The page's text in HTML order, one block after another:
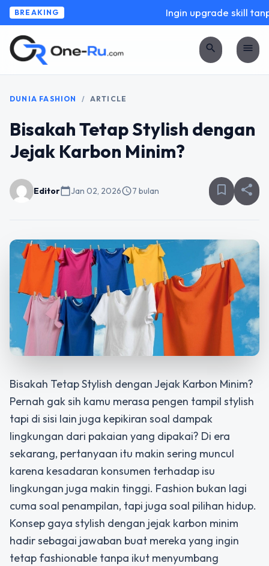
BREAKING Ingin upgrade skill
search menu
DUNIA FASHION / ARTICLE
Bisakah Tetap Stylish dengan
Jejak Karbon Minim?
Editorcalendar_today Jan 02, 2026schedule7 bulan bookmark_border share
Bisakah Tetap Stylish dengan Jejak Karbon Minim?
Pernah gak sih kamu merasa pengen tampil stylish
tapi di sisi lain juga kepikiran soal dampak
lingkungan dari pakaian yang dipakai? Di era
sekarang, pertanyaan itu makin sering muncul
karena kesadaran konsumen terhadap isu
lingkungan juga makin tinggi. Fashion bukan lagi
cuma soal penampilan, tapi juga soal pilihan hidup.
Konsep gaya stylish dengan jejak karbon minim
hadir sebagai jawaban buat mereka yang ingin
tetap fashionable tanpa ikut menyumbang